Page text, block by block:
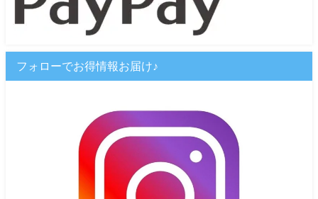
フォローでお得情報お届け♪